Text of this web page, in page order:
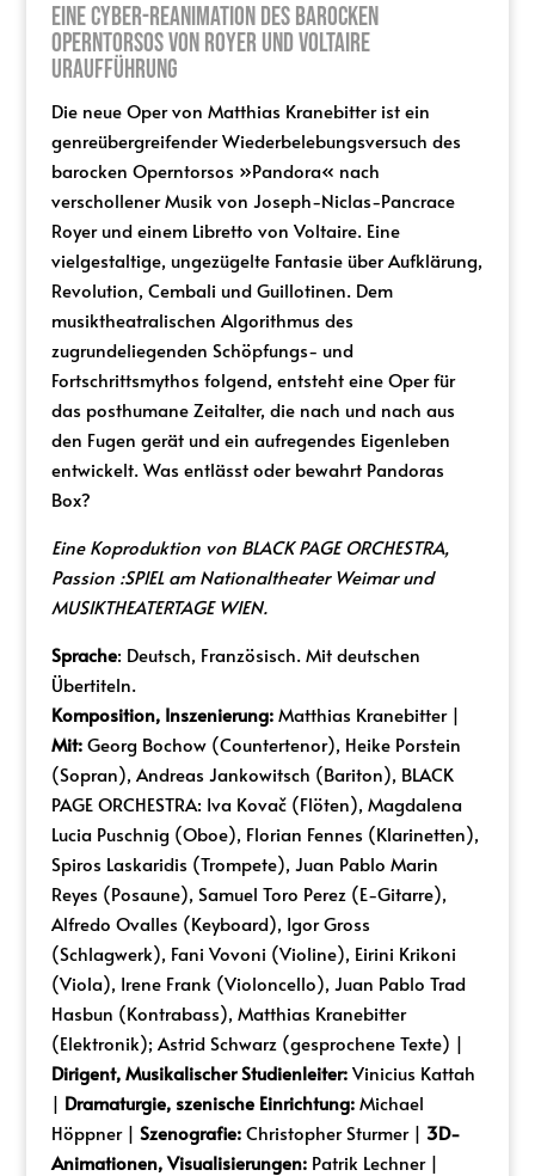
Eine Cyber-Reanimation des barocken
Operntorsos von Royer und Voltaire
Uraufführung
Die neue Oper von Matthias Kranebitter ist ein
genreübergreifender Wiederbelebungsversuch des
barocken Operntorsos »Pandora« nach
verschollener Musik von Joseph-Niclas-Pancrace
Royer und einem Libretto von Voltaire. Eine
vielgestaltige, ungezügelte Fantasie über Aufklärung,
Revolution, Cembali und Guillotinen. Dem
musiktheatralischen Algorithmus des
zugrundeliegenden Schöpfungs- und
Fortschrittsmythos folgend, entsteht eine Oper für
das posthumane Zeitalter, die nach und nach aus
den Fugen gerät und ein aufregendes Eigenleben
entwickelt. Was entlässt oder bewahrt Pandoras
Box?
Eine Koproduktion von BLACK PAGE ORCHESTRA,
Passion :SPIEL am Nationaltheater Weimar und
MUSIKTHEATERTAGE WIEN.
Sprache: Deutsch, Französisch. Mit deutschen
Übertiteln.
Komposition, Inszenierung:Matthias Kranebitter |
Mit:Georg Bochow (Countertenor), Heike Porstein
(Sopran), Andreas Jankowitsch (Bariton), BLACK
PAGE ORCHESTRA: Iva Kovač (Flöten), Magdalena
Lucia Puschnig (Oboe), Florian Fennes (Klarinetten),
Spiros Laskaridis (Trompete), Juan Pablo Marin
Reyes (Posaune), Samuel Toro Perez (E-Gitarre),
Alfredo Ovalles (Keyboard), Igor Gross
(Schlagwerk), Fani Vovoni (Violine), Eirini Krikoni
(Viola), Irene Frank (Violoncello), Juan Pablo Trad
Hasbun (Kontrabass), Matthias Kranebitter
(Elektronik); Astrid Schwarz (gesprochene Texte) |
Dirigent, Musikalischer Studienleiter:Vinicius Kattah
| Dramaturgie, szenische Einrichtung:Michael
Höppner | Szenografie:Christopher Sturmer | 3D-
Animationen, Visualisierungen: Patrik Lechner |